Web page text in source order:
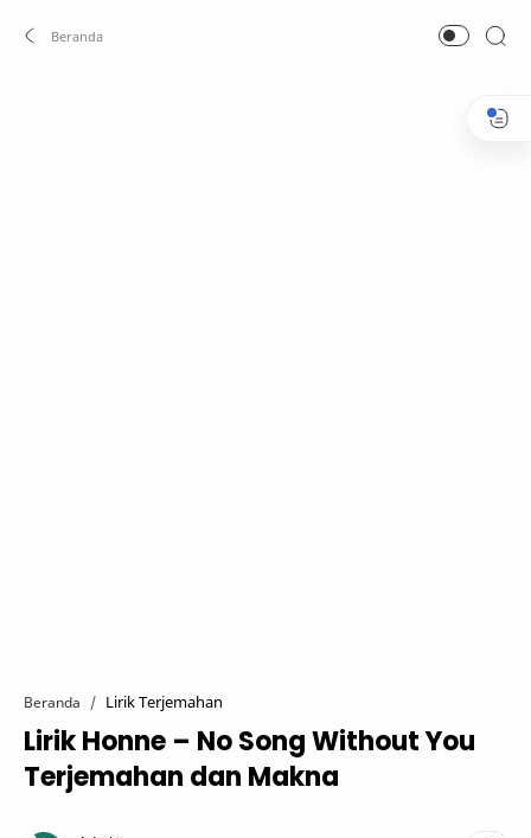
Beranda Lirik Terjemahan
Lirik Honne – No Song Without You
Terjemahan dan Makna